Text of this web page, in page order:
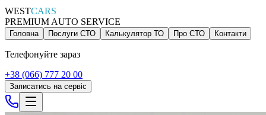
WESTCARS
PREMIUM AUTO SERVICE
Головна Послуги СТО Калькулятор ТО Про СТО Контакти
Телефонуйте зараз
+38 (066) 777 20 00
Записатись на сервіс